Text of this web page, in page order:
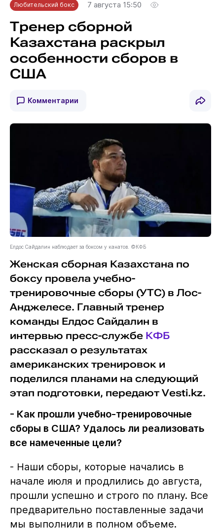
Любительский бокс 7 августа 15:50
Тренер сборной
Казахстана раскрыл
особенности сборов в
США
Комментарии
Елдос Сайдалин наблюдает за боксом у канатов. ©КФБ
Женская сборная Казахстана по
боксу провела учебно-
тренировочные сборы (УТС) в Лос-
Анджелесе. Главный тренер
команды Елдос Сайдалин в
интервью пресс-службе КФБ
рассказал о результатах
американских тренировок и
поделился планами на следующий
этап подготовки, передают Vesti.kz.
- Как прошли учебно-тренировочные
сборы в США? Удалось ли реализовать
все намеченные цели?
- Наши сборы, которые начались в
начале июля и продлились до августа,
прошли успешно и строго по плану. Все
предварительно поставленные задачи
мы выполнили в полном объеме.